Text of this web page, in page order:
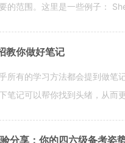
的范围。这里是一些例子：
教你做好笔记
所有的学习方法都会提到做笔
笔记可以帮你找到头绪，从而
分享：你的四六级备考姿